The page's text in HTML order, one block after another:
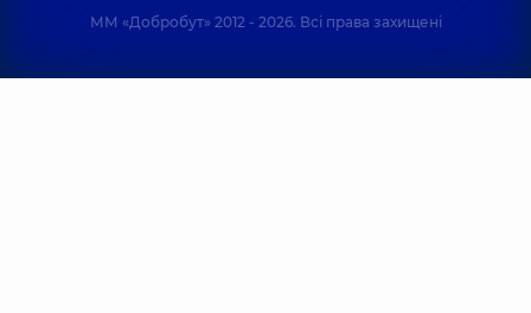
ММ «Добробут» 2012 - 2026. Всі права захищені